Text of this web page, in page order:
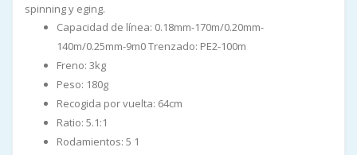
spinning y eging.
Capacidad de línea: 0.18mm-170m/0.20mm-
140m/0.25mm-9m0 Trenzado: PE2-100m
Freno: 3kg
Peso: 180g
Recogida por vuelta: 64cm
Ratio: 5.1:1
Rodamientos: 5 1